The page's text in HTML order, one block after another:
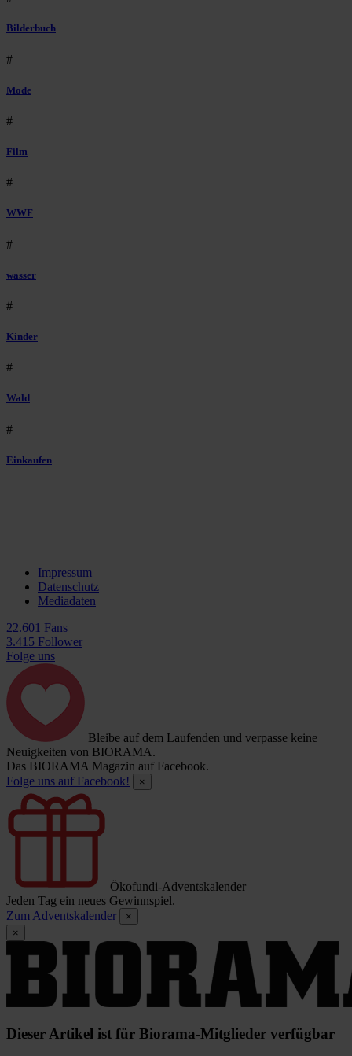
Bilderbuch
#
Mode
#
Film
#
WWF
#
wasser
#
Kinder
#
Wald
#
Einkaufen
Impressum
Datenschutz
Mediadaten
22.601 Fans
3.415 Follower
Folge uns
Bleibe auf dem Laufenden und verpasse keine
Neuigkeiten von BIORAMA.
Das BIORAMA Magazin auf Facebook.
Folge uns auf Facebook!
×
Ökofundi-Adventskalender
Jeden Tag ein neues Gewinnspiel.
Zum Adventskalender
×
×
Dieser Artikel ist für Biorama-Mitglieder verfügbar